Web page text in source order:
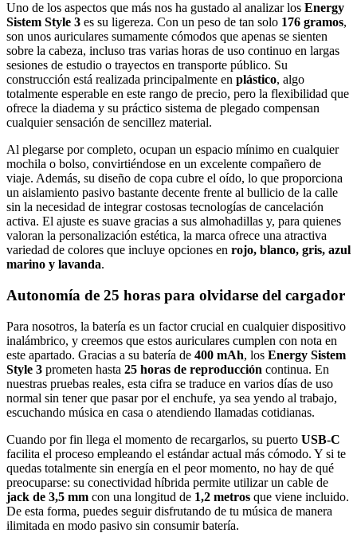
Uno de los aspectos que más nos ha gustado al analizar los Energy
Sistem Style 3 es su ligereza. Con un peso de tan solo 176 gramos,
son unos auriculares sumamente cómodos que apenas se sienten
sobre la cabeza, incluso tras varias horas de uso continuo en largas
sesiones de estudio o trayectos en transporte público. Su
construcción está realizada principalmente en plástico, algo
totalmente esperable en este rango de precio, pero la flexibilidad que
ofrece la diadema y su práctico sistema de plegado compensan
cualquier sensación de sencillez material.
Al plegarse por completo, ocupan un espacio mínimo en cualquier
mochila o bolso, convirtiéndose en un excelente compañero de
viaje. Además, su diseño de copa cubre el oído, lo que proporciona
un aislamiento pasivo bastante decente frente al bullicio de la calle
sin la necesidad de integrar costosas tecnologías de cancelación
activa. El ajuste es suave gracias a sus almohadillas y, para quienes
valoran la personalización estética, la marca ofrece una atractiva
variedad de colores que incluye opciones en rojo, blanco, gris, azul
marino y lavanda.
Autonomía de 25 horas para olvidarse del cargador
Para nosotros, la batería es un factor crucial en cualquier dispositivo
inalámbrico, y creemos que estos auriculares cumplen con nota en
este apartado. Gracias a su batería de 400 mAh, los Energy Sistem
Style 3 prometen hasta 25 horas de reproducción continua. En
nuestras pruebas reales, esta cifra se traduce en varios días de uso
normal sin tener que pasar por el enchufe, ya sea yendo al trabajo,
escuchando música en casa o atendiendo llamadas cotidianas.
Cuando por fin llega el momento de recargarlos, su puerto USB-C
facilita el proceso empleando el estándar actual más cómodo. Y si te
quedas totalmente sin energía en el peor momento, no hay de qué
preocuparse: su conectividad híbrida permite utilizar un cable de
jack de 3,5 mm con una longitud de 1,2 metros que viene incluido.
De esta forma, puedes seguir disfrutando de tu música de manera
ilimitada en modo pasivo sin consumir batería.